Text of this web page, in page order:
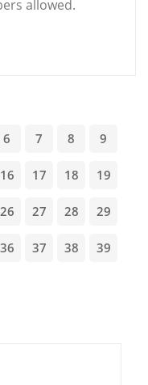
allowed.
6 7 8 9
16 17 18 19
26 27 28 29
36 37 38 39